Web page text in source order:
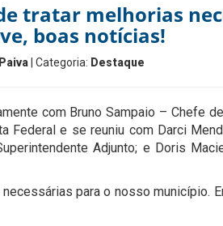
tratar melhorias
boas notícias!
| Categoria: Destaque
com Bruno Sampaio – Chefe
Federal e se reuniu com Darci
Adjunto; e Doris
para o nosso município.